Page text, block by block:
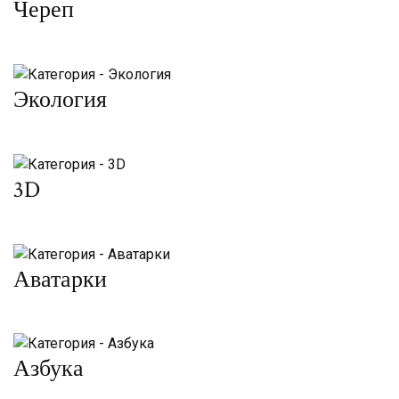
Череп
Экология
3D
Аватарки
Азбука